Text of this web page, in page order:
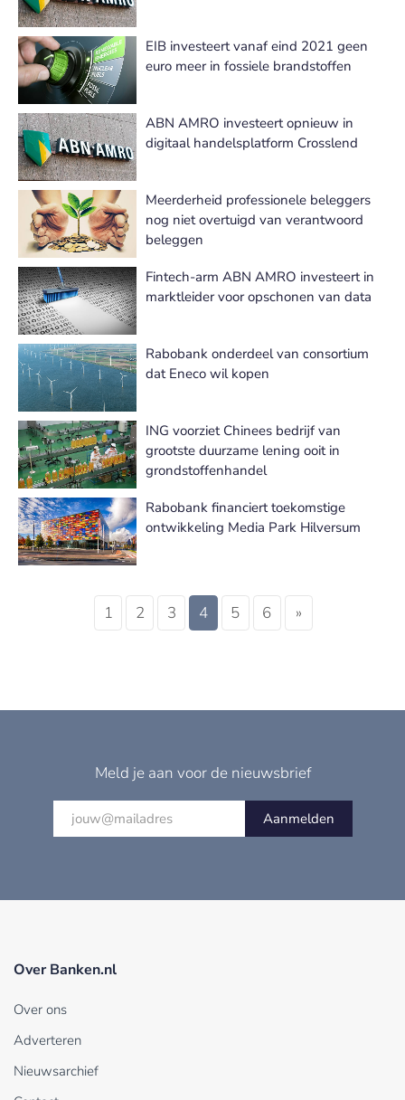
EIB investeert vanaf eind 2021 geen
euro meer in fossiele brandstoffen
ABN AMRO investeert opnieuw in
digitaal handelsplatform Crosslend
Meerderheid professionele beleggers
nog niet overtuigd van verantwoord
beleggen
Fintech-arm ABN AMRO investeert in
marktleider voor opschonen van data
Rabobank onderdeel van consortium
dat Eneco wil kopen
ING voorziet Chinees bedrijf van
grootste duurzame lening ooit in
grondstoffenhandel
Rabobank financiert toekomstige
ontwikkeling Media Park Hilversum
1 2 3 4 5 6 »
Meld je aan voor de nieuwsbrief
Aanmelden
Over Banken.nl
Over ons
Adverteren
Nieuwsarchief